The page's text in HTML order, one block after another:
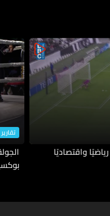
واقتصاديًا